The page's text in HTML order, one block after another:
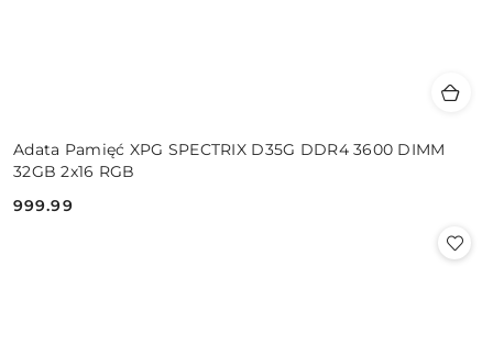
Adata Pamięć XPG SPECTRIX D35G DDR4 3600 DIMM
32GB 2x16 RGB
Cena:
999.99